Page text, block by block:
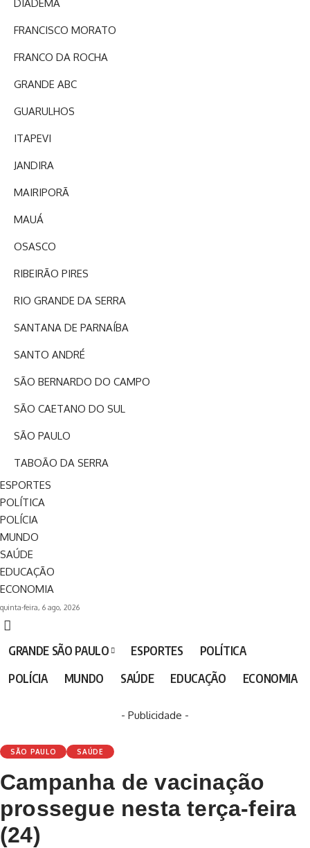
DIADEMA
FRANCISCO MORATO
FRANCO DA ROCHA
GRANDE ABC
GUARULHOS
ITAPEVI
JANDIRA
MAIRIPORÃ
MAUÁ
OSASCO
RIBEIRÃO PIRES
RIO GRANDE DA SERRA
SANTANA DE PARNAÍBA
SANTO ANDRÉ
SÃO BERNARDO DO CAMPO
SÃO CAETANO DO SUL
SÃO PAULO
TABOÃO DA SERRA
ESPORTES
POLÍTICA
POLÍCIA
MUNDO
SAÚDE
EDUCAÇÃO
ECONOMIA
quinta-feira, 6 ago, 2026
GRANDE SÃO PAULO ESPORTES
POLÍTICA
POLÍCIA
MUNDO SAÚDE EDUCAÇÃO ECONOMIA
- Publicidade -
SÃO PAULO SAÚDE
Campanha de vacinação
prossegue nesta terça-feira
(24)